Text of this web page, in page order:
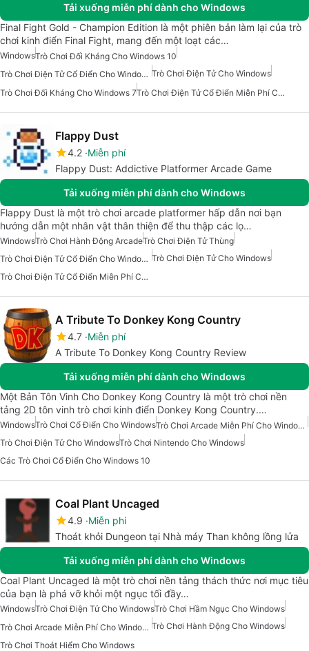
Tải xuống miễn phí dành cho Windows
Final Fight Gold - Champion Edition là một phiên bản làm lại của trò
chơi kinh điển Final Fight, mang đến một loạt các…
WindowsTrò Chơi Đối Kháng Cho Windows 10
Trò Chơi Điện Tử Cổ Điển Cho Windows Trò Chơi Điện Tử Cho Windows
Trò Chơi Đối Kháng Cho Windows 7
Trò Chơi Điện Tử Cổ Điển Miễn Phí Cho Windows
Flappy Dust
4.2 Miễn phí
Flappy Dust: Addictive Platformer Arcade Game
Tải xuống miễn phí dành cho Windows
Flappy Dust là một trò chơi arcade platformer hấp dẫn nơi bạn
hướng dẫn một nhân vật thân thiện để thu thập các lọ…
WindowsTrò Chơi Hành Động ArcadeTrò Chơi Điện Tử Thùng
Trò Chơi Điện Tử Cổ Điển Cho Windows Trò Chơi Điện Tử Cho Windows
Trò Chơi Điện Tử Cổ Điển Miễn Phí Cho Windows
A Tribute To Donkey Kong Country
4.7 Miễn phí
A Tribute To Donkey Kong Country Review
Tải xuống miễn phí dành cho Windows
Một Bản Tôn Vinh Cho Donkey Kong Country là một trò chơi nền
tảng 2D tôn vinh trò chơi kinh điển Donkey Kong Country.…
WindowsTrò Chơi Cổ Điển Cho Windows
Trò Chơi Arcade Miễn Phí Cho Windows
Trò Chơi Điện Tử Cho WindowsTrò Chơi Nintendo Cho Windows
Các Trò Chơi Cổ Điển Cho Windows 10
Coal Plant Uncaged
4.9 Miễn phí
Thoát khỏi Dungeon tại Nhà máy Than không lồng lửa
Tải xuống miễn phí dành cho Windows
Coal Plant Uncaged là một trò chơi nền tảng thách thức nơi mục tiêu
của bạn là phá vỡ khỏi một ngục tối đầy…
WindowsTrò Chơi Điện Tử Cho WindowsTrò Chơi Hầm Ngục Cho Windows
Trò Chơi Arcade Miễn Phí Cho Windows Trò Chơi Hành Động Cho Windows
Trò Chơi Thoát Hiểm Cho Windows